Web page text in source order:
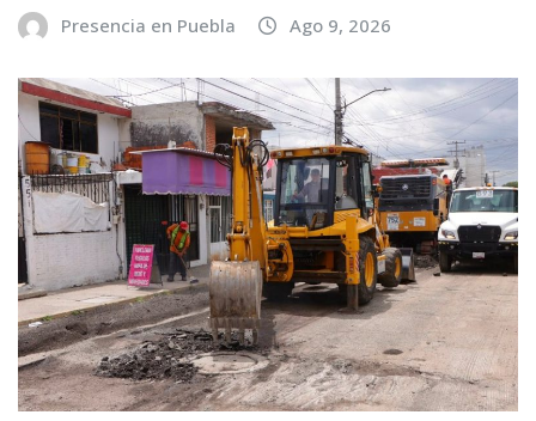
Presencia en Puebla Ago 9, 2026